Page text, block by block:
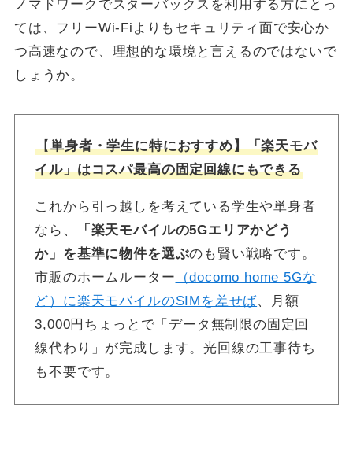
ノマドワークでスターバックスを利用する方にとっ
ては、フリーWi-Fiよりもセキュリティ面で安心か
つ高速なので、理想的な環境と言えるのではないで
しょうか。
【単身者・学生に特におすすめ】「楽天モバ
イル」はコスパ最高の固定回線にもできる
これから引っ越しを考えている学生や単身者
なら、
「楽天モバイルの5Gエリアかどう
か」を基準に物件を選ぶのも賢い戦略です。
市販のホームルーター （docomo home 5Gな
ど）に楽天モバイルのSIMを差せば、月額
3,000円ちょっとで「データ無制限の固定回
線代わり」が完成します。光回線の工事待ち
も不要です。